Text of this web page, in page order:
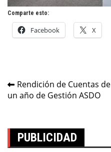
Comparte esto:
Facebook X
Navegación
de
Rendición de Cuentas de
un año de Gestión ASDO
PUBLICIDAD